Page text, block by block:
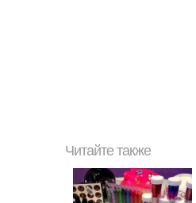
Читайте также